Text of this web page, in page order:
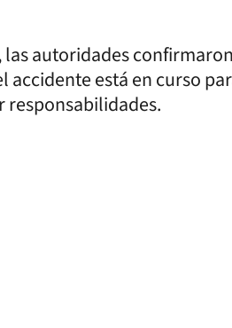
las autoridades
accidente está en curso
responsabilidades.